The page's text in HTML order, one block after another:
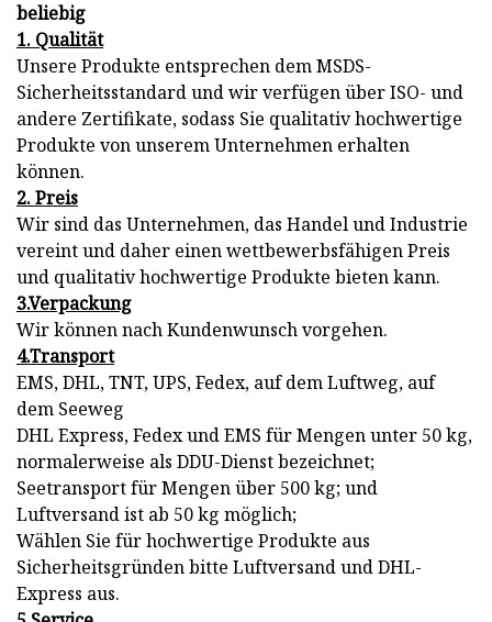
beliebig
1. Qualität
Unsere Produkte entsprechen dem MSDS-
Sicherheitsstandard und wir verfügen über ISO- und
andere Zertifikate, sodass Sie qualitativ hochwertige
Produkte von unserem Unternehmen erhalten
können.
2. Preis
Wir sind das Unternehmen, das Handel und Industrie
vereint und daher einen wettbewerbsfähigen Preis
und qualitativ hochwertige Produkte bieten kann.
3.Verpackung
Wir können nach Kundenwunsch vorgehen.
4.Transport
EMS, DHL, TNT, UPS, Fedex, auf dem Luftweg, auf
dem Seeweg
DHL Express, Fedex und EMS für Mengen unter 50 kg,
normalerweise als DDU-Dienst bezeichnet;
Seetransport für Mengen über 500 kg; und
Luftversand ist ab 50 kg möglich;
Wählen Sie für hochwertige Produkte aus
Sicherheitsgründen bitte Luftversand und DHL-
Express aus.